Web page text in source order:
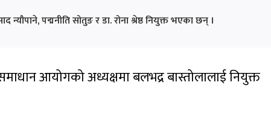
पद्मनीति सोतुङ र डा. रोना श्रेष्ठ नियुक्त भएका छन् ।
आयोगको अध्यक्षमा बलभद्र बास्तोलालाई नियुक्त